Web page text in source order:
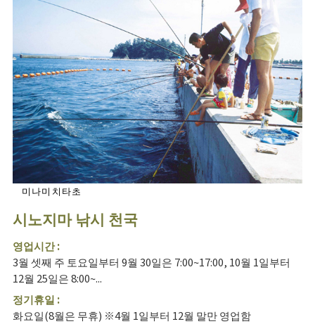
미나미치타초
시노지마 낚시 천국
영업시간 :
3월 셋째 주 토요일부터 9월 30일은 7:00~17:00, 10월 1일부터
12월 25일은 8:00~...
정기휴일 :
화요일(8월은 무휴) ※4월 1일부터 12월 말만 영업함